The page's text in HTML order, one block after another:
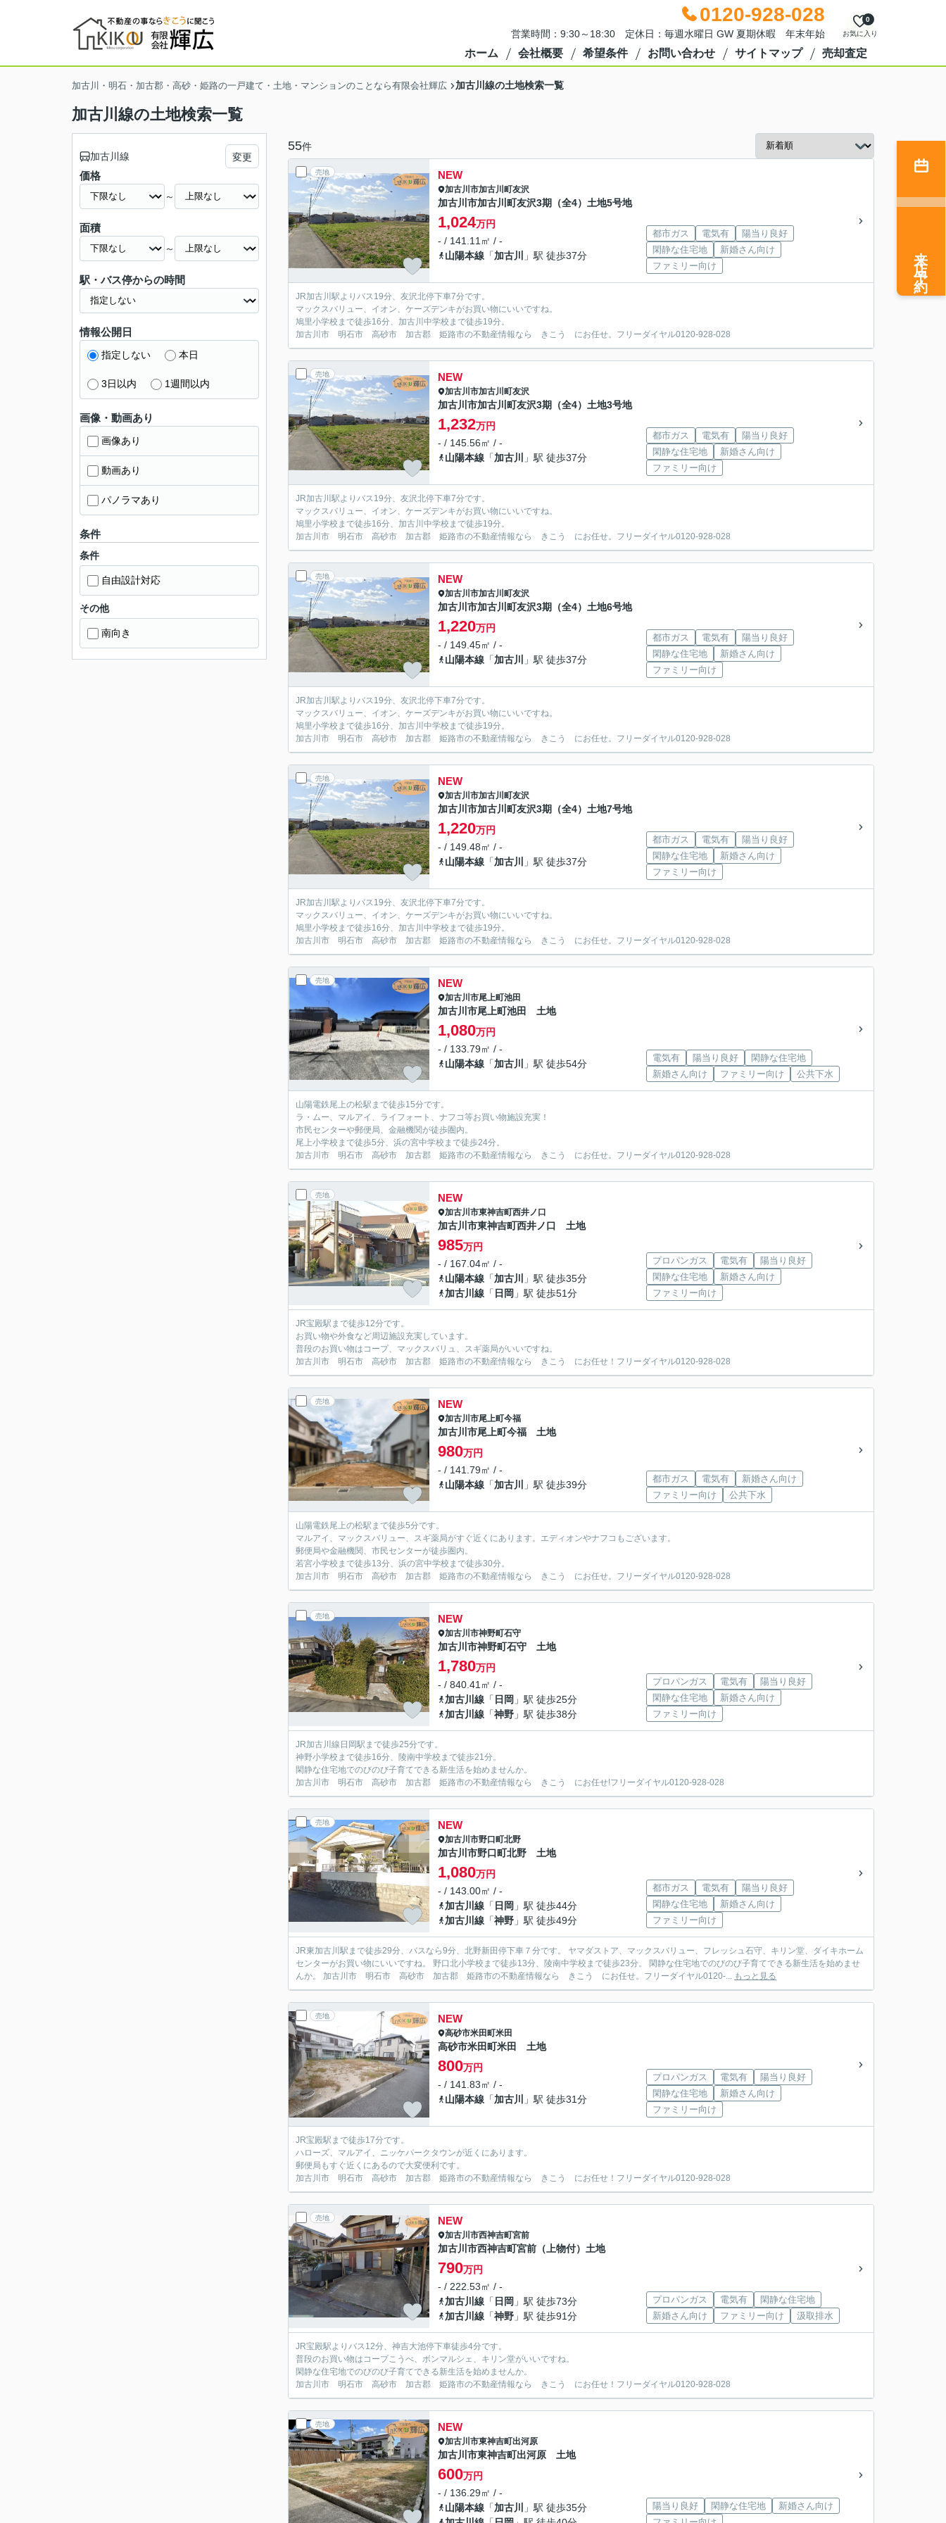
0120-928-028
営業時間：9:30～18:30 定休日：毎週水曜日 GW 夏期休暇 年末年始 お気に入り
0
ホーム 会社概要 希望条件 お問い合わせ サイトマップ 売却査定
加古川・明石・加古郡・高砂・姫路の一戸建て・土地・マンションのことなら有限会社輝広 加古川線の土地検索一覧
加古川線の土地検索一覧
55件
売地 NEW
加古川市加古川町友沢
加古川市加古川町友沢3期（全4）土地5号地
1,024万円
- / 141.11㎡ / -
山陽本線 「加古川 」駅 徒歩37分
都市ガス 電気有
陽当り良好
閑静な住宅地
新婚さん向け
ファミリー向け
JR加古川駅よりバス19分、友沢北停下車7分です。
マックスバリュー、イオン、ケーズデンキがお買い物にいいですね。
鳩里小学校まで徒歩16分、加古川中学校まで徒歩19分。
加古川市 明石市 高砂市 加古郡 姫路市の不動産情報なら きこう にお任せ。フリーダイヤル0120-928-028
売地 NEW
加古川市加古川町友沢
加古川市加古川町友沢3期（全4）土地3号地
1,232万円
- / 145.56㎡ / -
山陽本線 「加古川 」駅 徒歩37分
都市ガス 電気有
陽当り良好
閑静な住宅地
新婚さん向け
ファミリー向け
JR加古川駅よりバス19分、友沢北停下車7分です。
マックスバリュー、イオン、ケーズデンキがお買い物にいいですね。
鳩里小学校まで徒歩16分、加古川中学校まで徒歩19分。
加古川市 明石市 高砂市 加古郡 姫路市の不動産情報なら きこう にお任せ。フリーダイヤル0120-928-028
売地 NEW
加古川市加古川町友沢
加古川市加古川町友沢3期（全4）土地6号地
1,220万円
- / 149.45㎡ / -
山陽本線 「加古川 」駅 徒歩37分
都市ガス 電気有
陽当り良好
閑静な住宅地
新婚さん向け
ファミリー向け
JR加古川駅よりバス19分、友沢北停下車7分です。
マックスバリュー、イオン、ケーズデンキがお買い物にいいですね。
鳩里小学校まで徒歩16分、加古川中学校まで徒歩19分。
加古川市 明石市 高砂市 加古郡 姫路市の不動産情報なら きこう にお任せ。フリーダイヤル0120-928-028
売地 NEW
加古川市加古川町友沢
加古川市加古川町友沢3期（全4）土地7号地
1,220万円
- / 149.48㎡ / -
山陽本線 「加古川 」駅 徒歩37分
都市ガス 電気有
陽当り良好
閑静な住宅地
新婚さん向け
ファミリー向け
JR加古川駅よりバス19分、友沢北停下車7分です。
マックスバリュー、イオン、ケーズデンキがお買い物にいいですね。
鳩里小学校まで徒歩16分、加古川中学校まで徒歩19分。
加古川市 明石市 高砂市 加古郡 姫路市の不動産情報なら きこう にお任せ。フリーダイヤル0120-928-028
売地 NEW
加古川市尾上町池田
加古川市尾上町池田 土地
1,080万円
- / 133.79㎡ / -
山陽本線 「加古川 」駅 徒歩54分
電気有 陽当り良好
閑静な住宅地
新婚さん向け
ファミリー向け 公共下水
山陽電鉄尾上の松駅まで徒歩15分です。
ラ・ムー、マルアイ、ライフォート、ナフコ等お買い物施設充実！
市民センターや郵便局、金融機関が徒歩圏内。
尾上小学校まで徒歩5分、浜の宮中学校まで徒歩24分。
加古川市 明石市 高砂市 加古郡 姫路市の不動産情報なら きこう にお任せ。フリーダイヤル0120-928-028
売地 NEW
加古川市東神吉町西井ノ口
加古川市東神吉町西井ノ口 土地
985万円
- / 167.04㎡ / -
山陽本線 「加古川
」駅 徒歩35分
加古川線 「 日岡 」駅 徒歩51分
プロパンガス 電気有
陽当り良好
閑静な住宅地
新婚さん向け
ファミリー向け
JR宝殿駅まで徒歩12分です。
お買い物や外食など周辺施設充実しています。
普段のお買い物はコープ、マックスバリュ、スギ薬局がいいですね。
加古川市 明石市 高砂市 加古郡 姫路市の不動産情報なら きこう にお任せ！フリーダイヤル0120-928-028
売地 NEW
加古川市尾上町今福
加古川市尾上町今福 土地
980万円
- / 141.79㎡ / -
山陽本線 「加古川 」駅 徒歩39分
都市ガス 電気有
新婚さん向け
ファミリー向け
公共下水
山陽電鉄尾上の松駅まで徒歩5分です。
マルアイ、マックスバリュー、スギ薬局がすぐ近くにあります。エディオンやナフコもございます。
郵便局や金融機関、市民センターが徒歩圏内。
若宮小学校まで徒歩13分、浜の宮中学校まで徒歩30分。
加古川市 明石市 高砂市 加古郡 姫路市の不動産情報なら きこう にお任せ。フリーダイヤル0120-928-028
売地 NEW
加古川市神野町石守
加古川市神野町石守 土地
1,780万円
- / 840.41㎡ / -
加古川線 「 日岡 」駅 徒歩25分
加古川線 「神野 」駅 徒歩38分
プロパンガス 電気有
陽当り良好
閑静な住宅地
新婚さん向け
ファミリー向け
JR加古川線日岡駅まで徒歩25分です。
神野小学校まで徒歩16分、陵南中学校まで徒歩21分。
閑静な住宅地でのびのび子育てできる新生活を始めませんか。
加古川市 明石市 高砂市 加古郡 姫路市の不動産情報なら きこう にお任せ!フリーダイヤル0120-928-028
売地 NEW
加古川市野口町北野
加古川市野口町北野 土地
1,080万円
- / 143.00㎡ / -
加古川線 「 日岡 」駅 徒歩44分
加古川線 「神野 」駅 徒歩49分
都市ガス 電気有
陽当り良好
閑静な住宅地
新婚さん向け
ファミリー向け
JR東加古川駅まで徒歩29分、バスなら9分、北野新田停下車７分です。 ヤマダストア、マックスバリュー、フレッシュ石守、キリン堂、ダイキホーム
センターがお買い物にいいですね。 野口北小学校まで徒歩13分、陵南中学校まで徒歩23分。 閑静な住宅地でのびのび子育てできる新生活を始めませ
んか。 加古川市 明石市 高砂市 加古郡 姫路市の不動産情報なら きこう にお任せ。フリーダイヤル0120-... もっと見る
売地 NEW
高砂市米田町米田
高砂市米田町米田 土地
800万円
- / 141.83㎡ / -
山陽本線 「加古川 」駅 徒歩31分
プロパンガス 電気有
陽当り良好
閑静な住宅地
新婚さん向け
ファミリー向け
JR宝殿駅まで徒歩17分です。
ハローズ、マルアイ、ニッケパークタウンが近くにあります。
郵便局もすぐ近くにあるので大変便利です。
加古川市 明石市 高砂市 加古郡 姫路市の不動産情報なら きこう にお任せ！フリーダイヤル0120-928-028
売地 NEW
加古川市西神吉町宮前
加古川市西神吉町宮前（上物付）土地
790万円
- / 222.53㎡ / -
加古川線 「 日岡 」駅 徒歩73分
加古川線 「神野 」駅 徒歩91分
プロパンガス 電気有
閑静な住宅地
新婚さん向け
ファミリー向け 汲取排水
JR宝殿駅よりバス12分、神吉大池停下車徒歩4分です。
普段のお買い物はコープこうべ、ボンマルシェ、キリン堂がいいですね。
閑静な住宅地でのびのび子育てできる新生活を始めませんか。
加古川市 明石市 高砂市 加古郡 姫路市の不動産情報なら きこう にお任せ！フリーダイヤル0120-928-028
売地 NEW
加古川市東神吉町出河原
加古川市東神吉町出河原 土地
600万円
- / 136.29㎡ / -
山陽本線 「加古川
」駅 徒歩35分
陽当り良好 閑静な住宅地
新婚さん向け
加古川線 変更
価格
～
面積
～
駅・バス停からの時間
情報公開日
指定しない 本日
3日以内 1週間以内
画像・動画あり
画像あり
動画あり
パノラマあり
条件
条件
自由設計対応
その他
南向き
来店予約